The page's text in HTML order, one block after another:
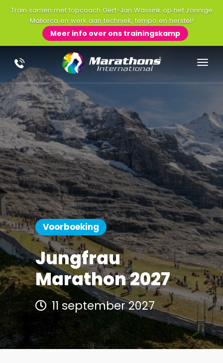
Train samen met topcoach Gert-Jan Wassink op het zonnige
Mallorca en werk aan techniek, tempo en herstel!
Meer info over ons trainingskamp
Voorboeking
Jungfrau
Marathon 2027
11 september 2027